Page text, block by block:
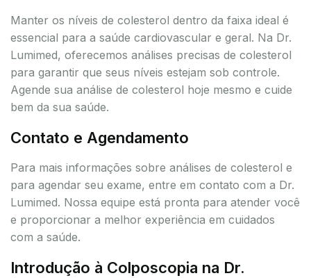
Manter os níveis de colesterol dentro da faixa ideal é
essencial para a saúde cardiovascular e geral. Na Dr.
Lumimed, oferecemos análises precisas de colesterol
para garantir que seus níveis estejam sob controle.
Agende sua análise de colesterol hoje mesmo e cuide
bem da sua saúde.
Contato e Agendamento
Para mais informações sobre análises de colesterol e
para agendar seu exame, entre em contato com a Dr.
Lumimed. Nossa equipe está pronta para atender você
e proporcionar a melhor experiência em cuidados
com a saúde.
Introdução à Colposcopia na Dr.